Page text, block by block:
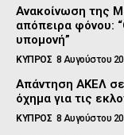
Ανακοίνωση της
απόπειρα φόνου:
υπομονή”
ΚΥΠΡΟΣ 8 Αυγούστου
Απάντηση ΑΚΕΛ σε
όχημα για τις
ΚΥΠΡΟΣ 8 Αυγούστου